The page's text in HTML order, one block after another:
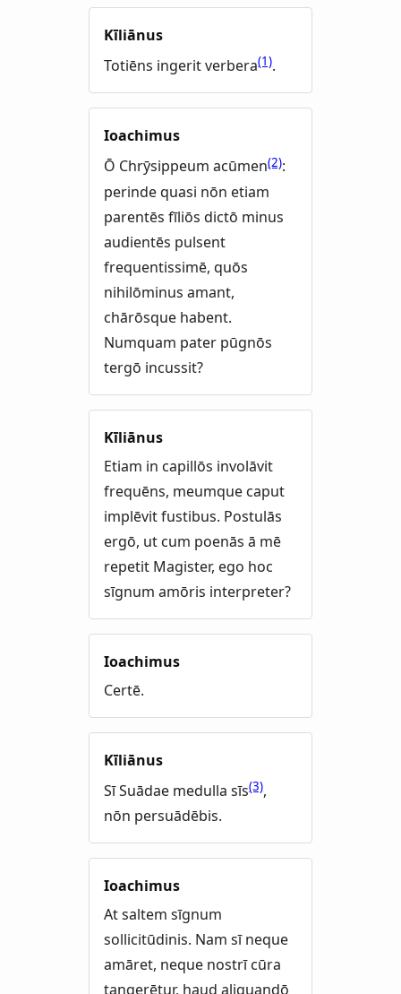
Kīliānus
Totiēns ingerit verbera(1).
Ioachimus
Ō Chrӯsippeum acūmen(2):
perinde quasi nōn etiam
parentēs fīliōs dictō minus
audientēs pulsent
frequentissimē, quōs
nihilōminus amant,
chārōsque habent.
Numquam pater pūgnōs
tergō incussit?
Kīliānus
Etiam in capillōs involāvit
frequēns, meumque caput
implēvit fustibus. Postulās
ergō, ut cum poenās ā mē
repetit Magister, ego hoc
sīgnum amōris interpreter?
Ioachimus
Certē.
Kīliānus
Sī Suādae medulla sīs(3),
nōn persuādēbis.
Ioachimus
At saltem sīgnum
sollicitūdinis. Nam sī neque
amāret, neque nostrī cūra
tangerētur, haud aliquandō